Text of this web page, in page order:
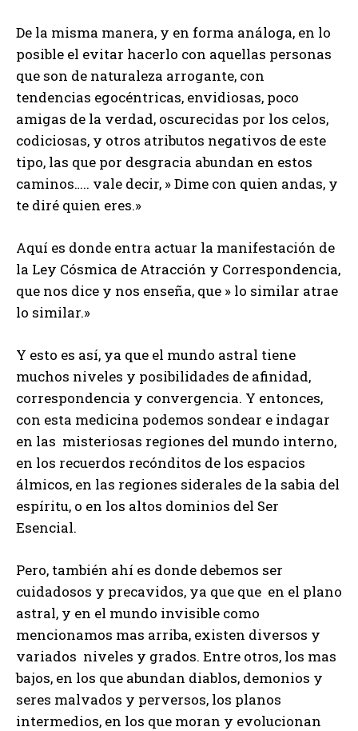
De la misma manera, y en forma análoga, en lo
posible el evitar hacerlo con aquellas personas
que son de naturaleza arrogante, con
tendencias egocéntricas, envidiosas, poco
amigas de la verdad, oscurecidas por los celos,
codiciosas, y otros atributos negativos de este
tipo, las que por desgracia abundan en estos
caminos….. vale decir, » Dime con quien andas, y
te diré quien eres.»
Aquí es donde entra actuar la manifestación de
la Ley Cósmica de Atracción y Correspondencia,
que nos dice y nos enseña, que » lo similar atrae
lo similar.»
Y esto es así, ya que el mundo astral tiene
muchos niveles y posibilidades de afinidad,
correspondencia y convergencia. Y entonces,
con esta medicina podemos sondear e indagar
en las misteriosas regiones del mundo interno,
en los recuerdos recónditos de los espacios
álmicos, en las regiones siderales de la sabia del
espíritu, o en los altos dominios del Ser
Esencial.
Pero, también ahí es donde debemos ser
cuidadosos y precavidos, ya que que en el plano
astral, y en el mundo invisible como
mencionamos mas arriba, existen diversos y
variados niveles y grados. Entre otros, los mas
bajos, en los que abundan diablos, demonios y
seres malvados y perversos, los planos
intermedios, en los que moran y evolucionan